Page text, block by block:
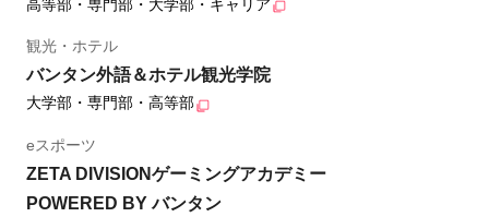
高等部・専門部・大学部・キャリア
観光・ホテル
バンタン外語＆ホテル観光学院
大学部・専門部・高等部
eスポーツ
ZETA DIVISIONゲーミングアカデミー
POWERED BY バンタン